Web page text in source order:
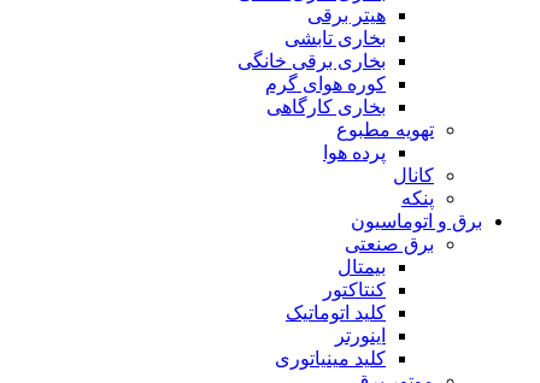
هیتر برقی
بخاری تابشی
بخاری برقی خانگی
کوره هوای گرم
بخاری کارگاهی
تهویه مطبوع
پرده هوا
کانال
پنکه
برق و اتوماسیون
برق صنعتی
بیمتال
کنتاکتور
کلید اتوماتیک
اینورتر
کلید مینیاتوری